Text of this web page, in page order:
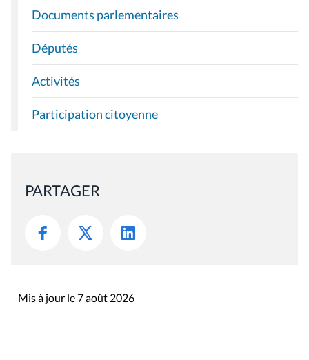
Documents parlementaires
Députés
Activités
Participation citoyenne
PARTAGER
Mis à jour le 7 août 2026